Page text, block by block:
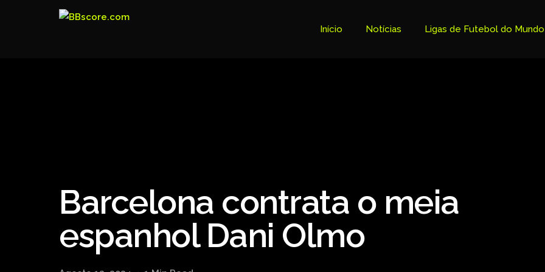
Início Notícias Ligas de Futebol do Mundo
Copa Libertadores
Ligue 1
Barcelona contrata o meia
espanhol Dani Olmo